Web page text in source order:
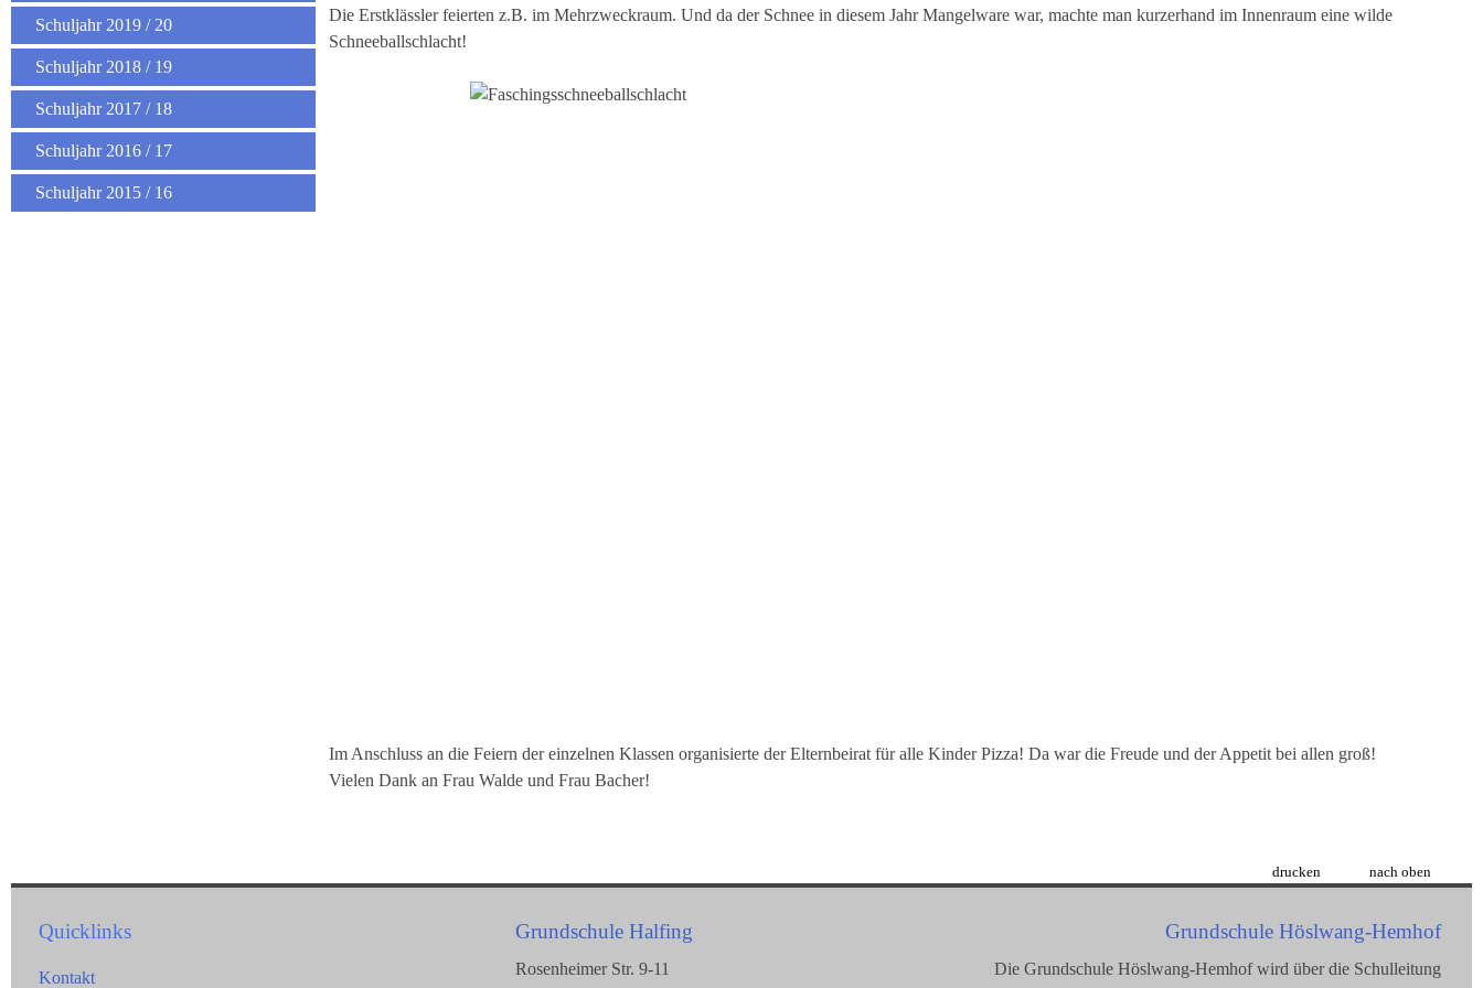
Schuljahr 2019 / 20
Schuljahr 2018 / 19
Schuljahr 2017 / 18
Schuljahr 2016 / 17
Schuljahr 2015 / 16
Die Erstklässler feierten z.B. im Mehrzweckraum. Und da der Schnee in diesem Jahr Mangelware war, machte man kurzerhand im Innenraum eine wilde
Schneeballschlacht!
Im Anschluss an die Feiern der einzelnen Klassen organisierte der Elternbeirat für alle Kinder Pizza! Da war die Freude und der Appetit bei allen groß!
Vielen Dank an Frau Walde und Frau Bacher!
drucken nach oben
Quicklinks
Kontakt
Grundschule Halfing
Rosenheimer Str. 9-11
Grundschule Höslwang-Hemhof
Die Grundschule Höslwang-Hemhof wird über die Schulleitung